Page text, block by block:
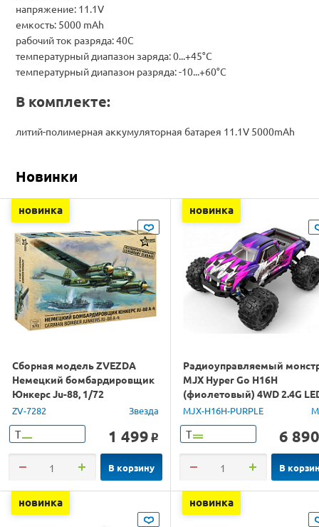
напряжение: 11.1V
емкость: 5000 mAh
рабочий ток разряда: 40С
температурный диапазон заряда: 0...+45°C
температурный диапазон разряда: -10...+60°C
В комплекте:
литий-полимерная аккумуляторная батарея 11.1V 5000mAh
Новинки
новинка
Сборная модель ZVEZDA
Немецкий бомбардировщик
Юнкерс Ju-88, 1/72
ZV-7282 Звезда
Т 1 499 o
В корзину
новинка
Радиоуправляемый
MJX Hyper Go H16H
(фиолетовый) 4WD 2.4G
GPS 1/16 RTR
MJX-H16H-PURPLE
Т 6 890
В
новинка новинка